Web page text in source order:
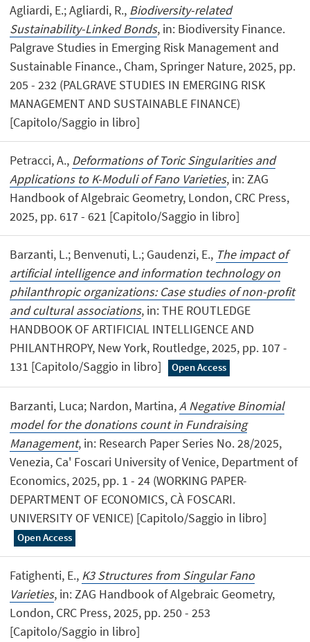
Agliardi, E.; Agliardi, R., Biodiversity-related
Sustainability-Linked Bonds, in: Biodiversity Finance.
Palgrave Studies in Emerging Risk Management and
Sustainable Finance., Cham, Springer Nature, 2025, pp.
205 - 232 (PALGRAVE STUDIES IN EMERGING RISK
MANAGEMENT AND SUSTAINABLE FINANCE)
[Capitolo/Saggio in libro]
Petracci, A., Deformations of Toric Singularities and
Applications to K-Moduli of Fano Varieties, in: ZAG
Handbook of Algebraic Geometry, London, CRC Press,
2025, pp. 617 - 621 [Capitolo/Saggio in libro]
Barzanti, L.; Benvenuti, L.; Gaudenzi, E., The impact of
artificial intelligence and information technology on
philanthropic organizations: Case studies of non-profit
and cultural associations, in: THE ROUTLEDGE
HANDBOOK OF ARTIFICIAL INTELLIGENCE AND
PHILANTHROPY, New York, Routledge, 2025, pp. 107 -
131 [Capitolo/Saggio in libro]
Open Access
Barzanti, Luca; Nardon, Martina,A Negative Binomial
model for the donations count in Fundraising
Management, in: Research Paper Series No. 28/2025,
Venezia, Ca' Foscari University of Venice, Department of
Economics, 2025, pp. 1 - 24 (WORKING PAPER-
DEPARTMENT OF ECONOMICS, CÀ FOSCARI.
UNIVERSITY OF VENICE) [Capitolo/Saggio in libro]
Open Access
Fatighenti, E., K3 Structures from Singular Fano
Varieties, in: ZAG Handbook of Algebraic Geometry,
London, CRC Press, 2025, pp. 250 - 253
[Capitolo/Saggio in libro]